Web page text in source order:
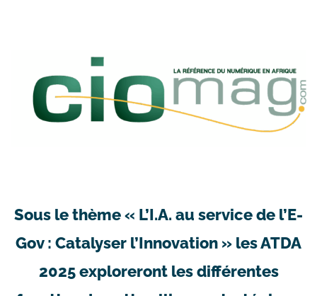
Sous le thème « L’I.A. au service de l’E-
Gov : Catalyser l’Innovation » les ATDA
2025 exploreront les différentes